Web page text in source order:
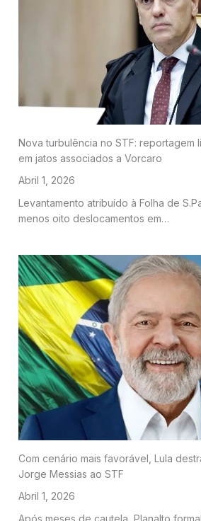
Nova turbulência no STF: reportagem
em jatos associados a Vorcaro
Abril 1, 2026
Levantamento atribuído à Folha de
menos oito deslocamentos em…
Com cenário mais favorável, Lula
Jorge Messias ao STF
Abril 1, 2026
Após meses de cautela, Planalto